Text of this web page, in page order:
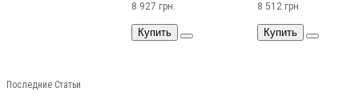
8 927 грн.
Купить
8 512 грн.
Купить
Последние Статьи